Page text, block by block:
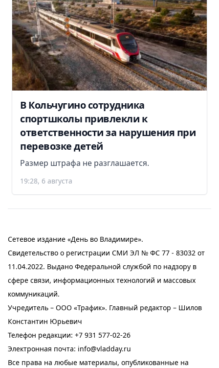
В Кольчугино сотрудника
спортшколы привлекли к
ответственности за нарушения при
перевозке детей
Размер штрафа не разглашается.
19:28, 6 августа
Сетевое издание «День во Владимире».
Свидетельство о регистрации СМИ ЭЛ № ФС 77 - 83032 от
11.04.2022. Выдано Федеральной службой по надзору в
сфере связи, информационных технологий и массовых
коммуникаций.
Учредитель – ООО «Трафик». Главный редактор – Шилов
Константин Юрьевич
Телефон редакции: +7 931 577-02-26
Электронная почта: info@vladday.ru
Все права на любые материалы, опубликованные на